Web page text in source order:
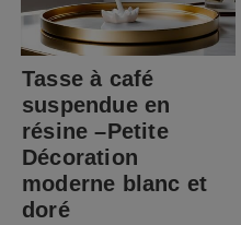
Tasse à café
suspendue en
résine –Petite
Décoration
moderne blanc et
doré